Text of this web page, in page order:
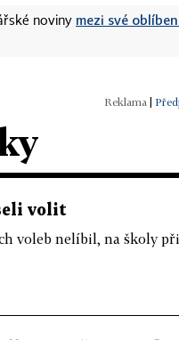
noviny mezi své
volit
voleb nelíbil, na školy